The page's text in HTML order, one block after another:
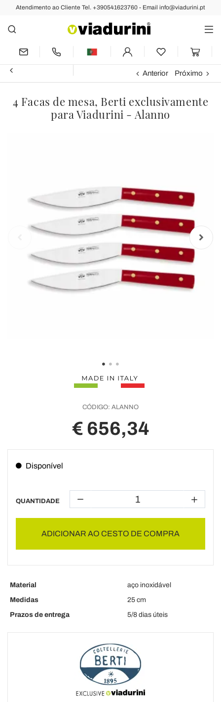
Atendimento ao Cliente Tel. +390541623760 - Email info@viadurini.pt
Anterior Próximo
4 Facas de mesa, Berti exclusivamente
para Viadurini - Alanno
CÓDIGO: ALANNO
€ 656,34
Disponível
QUANTIDADE
ADICIONAR AO CESTO DE COMPRA
Material
aço inoxidável
Medidas
25 cm
Prazos de entrega
5/8 dias úteis